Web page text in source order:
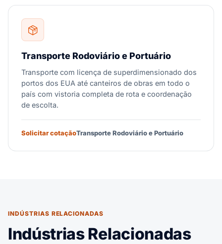
Transporte Rodoviário e Portuário
Transporte com licença de superdimensionado dos
portos dos EUA até canteiros de obras em todo o
país com vistoria completa de rota e coordenação
de escolta.
Solicitar cotaçãoTransporte Rodoviário e Portuário
INDÚSTRIAS RELACIONADAS
Indústrias Relacionadas